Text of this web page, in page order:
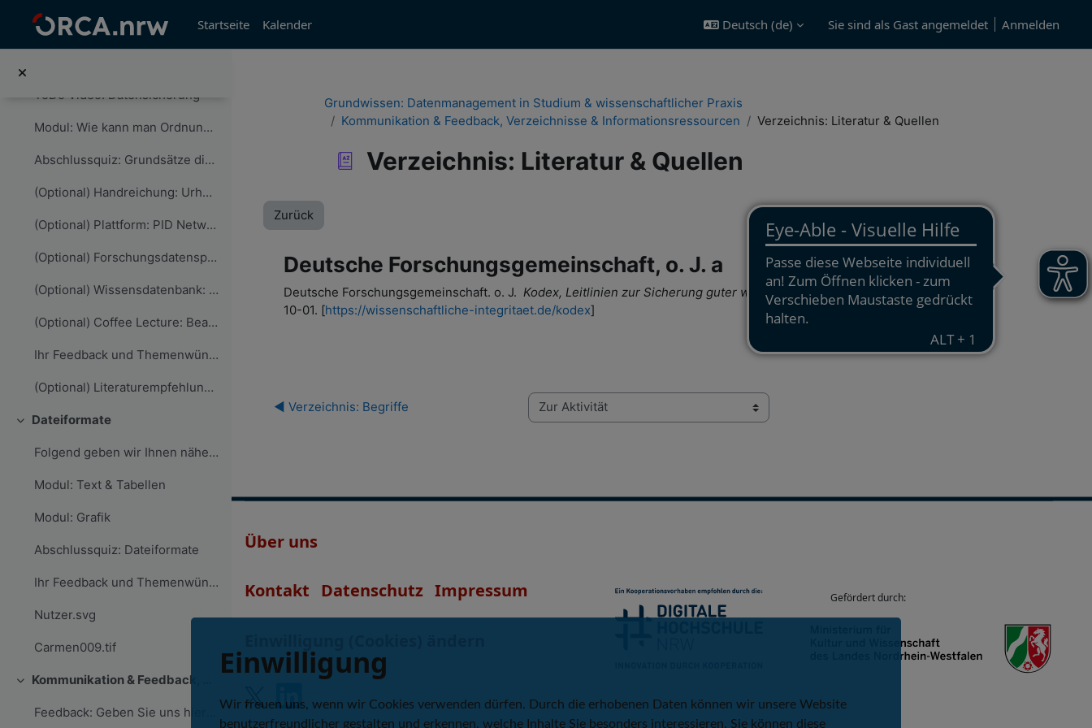
Startseite Kalender Deutsch ‎(de)‎ Sie sind als Gast angemeldet Anmelden
ToDo Recherche: Lizenzen
ToDo Video: Datensicherung
Modul: Wie kann man Ordnung und Struktur in die Arbeit mit Dateien bringen?
Abschlussquiz: Grundsätze digitaler Publikation, Nachnutzung & Datenorganisation
(Optional) Handreichung: Urheberrecht Wissenschaft
(Optional) Plattform: PID Network
(Optional) Forschungsdatenspende: MoCoDa2
(Optional) Wissensdatenbank: Wikidata
(Optional) Coffee Lecture: Bearbeitung Tabellendaten
Ihr Feedback und Themenwünsche zu 'Grundsätze digitale Publikation & Nachnutzung'
(Optional) Literaturempfehlung: Urheberrecht in der Wissenschaft
Einklappen
Dateiformate
Folgend geben wir Ihnen nähere Auskünfte zu gängig...
Modul: Text & Tabellen
Modul: Grafik
Abschlussquiz: Dateiformate
Ihr Feedback und Themenwünsche zu 'Dateiformate'
Nutzer.svg
Carmen009.tif
Einklappen
Grundwissen: Datenmanagement in Studium & wissenschaftlicher Praxis
Kommunikation & Feedback, Verzeichnisse & Informationsressourcen
Verzeichnis: Literatur & Quellen
Verzeichnis: Literatur & Quellen
Zurück
Deutsche Forschungsgemeinschaft, o. J. a
Deutsche Forschungsgemeinschaft. o. J. Kodex, Leitlinien zur Sicherung guter wissenschaftlicher Praxis
. Zugriff: 2023-
10-01. [https://wissenschaftliche-integritaet.de/kodex]
Verzeichnis: Literatur & Quellen
◀︎ Verzeichnis: Begriffe Zur Aktivität
Über uns
Kontakt Datenschutz Impressum Gefördert durch:
Einwilligung
Wir freuen uns, wenn wir Cookies verwenden dürfen. Durch die erhobenen Daten können wir unsere Website
benutzerfreundlicher gestalten und erkennen, welche Inhalte Sie besonders interessieren. Sie können diese